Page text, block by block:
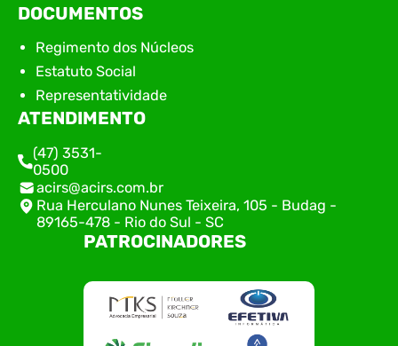
DOCUMENTOS
Regimento dos Núcleos
Estatuto Social
Representatividade
ATENDIMENTO
(47) 3531-
0500
acirs@acirs.com.br
Rua Herculano Nunes Teixeira, 105 - Budag -
89165-478 - Rio do Sul - SC
PATROCINADORES